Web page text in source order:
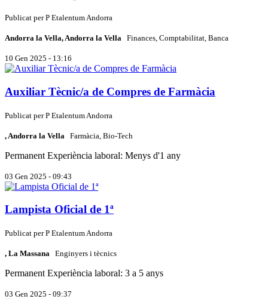
Publicat perP Etalentum Andorra
Andorra la Vella, Andorra la Vella Finances, Comptabilitat, Banca
10 Gen 2025 - 13:16
Auxiliar Tècnic/a de Compres de Farmàcia
Publicat perP Etalentum Andorra
, Andorra la Vella Farmàcia, Bio-Tech
Permanent Experiència laboral: Menys d'1 any
03 Gen 2025 - 09:43
Lampista Oficial de 1ª
Publicat perP Etalentum Andorra
, La Massana Enginyers i tècnics
Permanent Experiència laboral: 3 a 5 anys
03 Gen 2025 - 09:37